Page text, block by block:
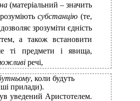
(матеріальний – значить
розуміютьсубстанцію(те,
зрозуміти єдність
а також встановити
ті предмети і явища,
речі,
, коли будуть
прилади).
уведений Аристотелем.